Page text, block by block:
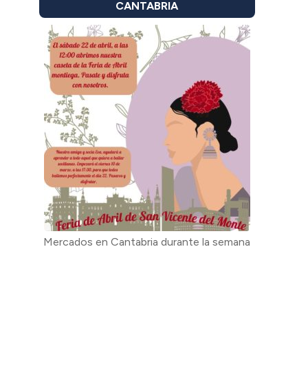
CANTABRIA
Mercados en Cantabria durante la semana